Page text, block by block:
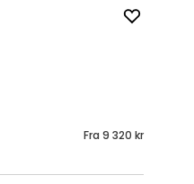
Fra 9 320 kr